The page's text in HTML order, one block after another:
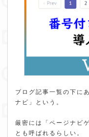
ブログ記事一覧の下に
ナビ」という。
厳密には「ページナビ
とも呼ばれるらしい。